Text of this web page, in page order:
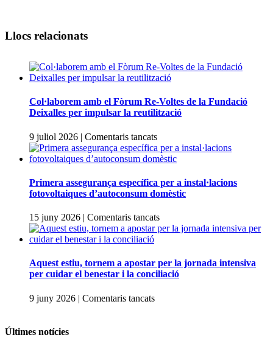
Llocs relacionats
Col·laborem amb el Fòrum Re-Voltes de la Fundació
Deixalles per impulsar la reutilització
9 juliol 2026 | Comentaris tancatsa
Col·laborem
amb
Fòrum
Re-
la
Fundació
impulsar
la
Primera assegurança específica per a instal·lacions
fotovoltaiques d’autoconsum domèstic
15 juny 2026 | Comentaris tancatsa
Primera
per
a
Aquest estiu, tornem a apostar per la jornada intensiva
per cuidar el benestar i la conciliació
9 juny 2026 | Comentaris tancatsa
Últimes notícies